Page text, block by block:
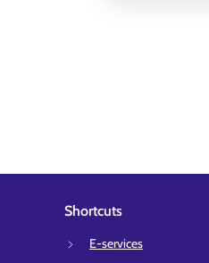
Shortcuts
E-services